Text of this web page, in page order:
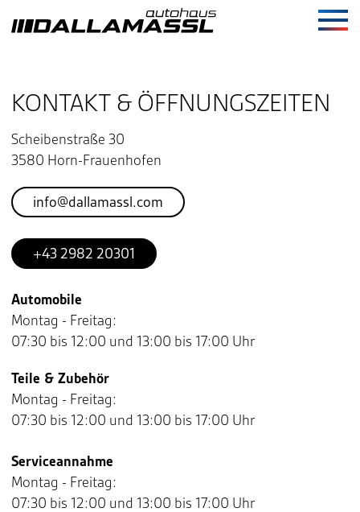
KONTAKT & ÖFFNUNGSZEITEN
Scheibenstraße 30
3580 Horn-Frauenhofen
info@dallamassl.com
+43 2982 20301
Automobile
Montag - Freitag:
07:30 bis 12:00 und 13:00 bis 17:00 Uhr
Teile & Zubehör
Montag - Freitag:
07:30 bis 12:00 und 13:00 bis 17:00 Uhr
Serviceannahme
Montag - Freitag:
07:30 bis 12:00 und 13:00 bis 17:00 Uhr